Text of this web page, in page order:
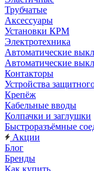
Трубчатые
Аксессуары
Установки КРМ
Электротехника
Автоматические
Автоматические
Контакторы
Устройства
Крепёж
Кабельные вводы
Колпачки и заглушки
Быстроразъёмные
Акции
Блог
Бренды
Как купить